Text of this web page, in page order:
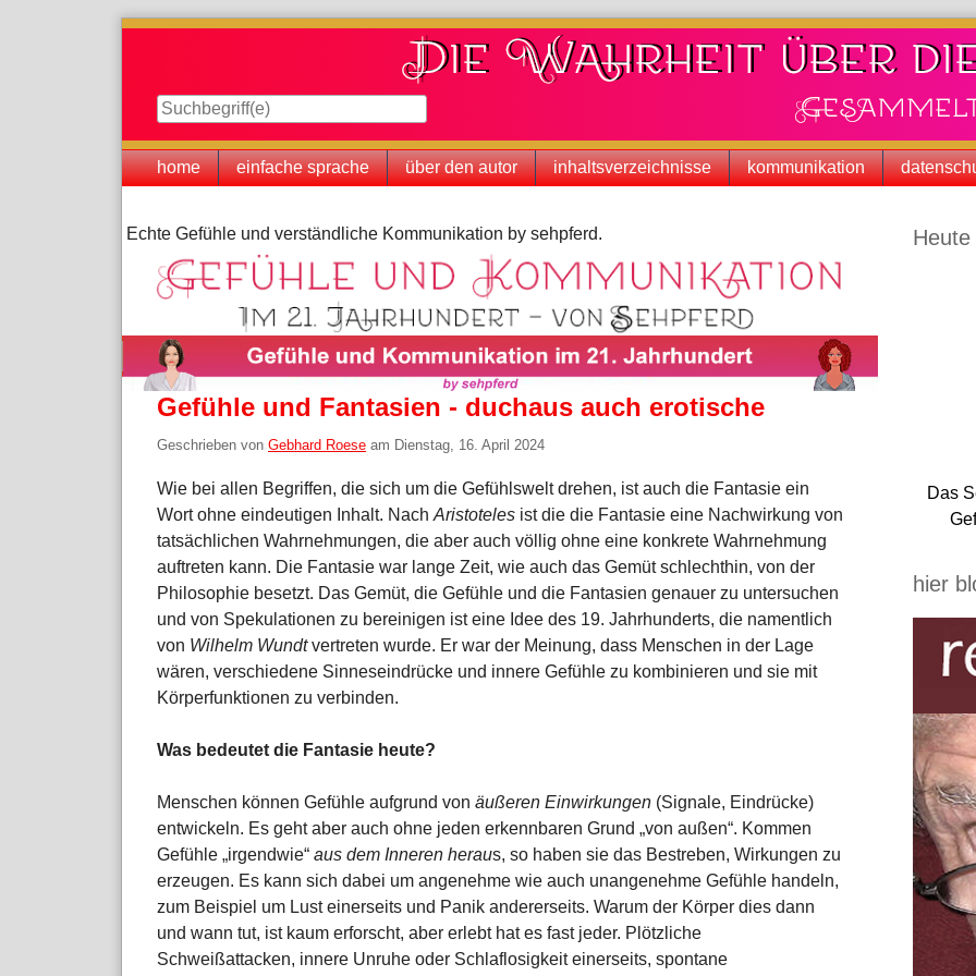
Navigation
home einfache sprache über den autor inhaltsverzeichnisse kommunikation
Echte Gefühle und verständliche Kommunikation by sehpferd.
Gefühle und Fantasien - duchaus auch erotische
Geschrieben von Gebhard Roese am Dienstag, 16. April 2024
Wie bei allen Begriffen, die sich um die Gefühlswelt drehen, ist auch die Fantasie ein
Wort ohne eindeutigen Inhalt. Nach Aristoteles ist die die Fantasie eine Nachwirkung von
tatsächlichen Wahrnehmungen, die aber auch völlig ohne eine konkrete Wahrnehmung
auftreten kann. Die Fantasie war lange Zeit, wie auch das Gemüt schlechthin, von der
Philosophie besetzt. Das Gemüt, die Gefühle und die Fantasien genauer zu untersuchen
und von Spekulationen zu bereinigen ist eine Idee des 19. Jahrhunderts, die namentlich
von Wilhelm Wundtvertreten wurde. Er war der Meinung, dass Menschen in der Lage
wären, verschiedene Sinneseindrücke und innere Gefühle zu kombinieren und sie mit
Körperfunktionen zu verbinden.
Was bedeutet die Fantasie heute?
Menschen können Gefühle aufgrund von äußeren Einwirkungen (Signale, Eindrücke)
entwickeln. Es geht aber auch ohne jeden erkennbaren Grund „von außen“. Kommen
Gefühle „irgendwie“ aus dem Inneren heraus, so haben sie das Bestreben, Wirkungen zu
erzeugen. Es kann sich dabei um angenehme wie auch unangenehme Gefühle handeln,
zum Beispiel um Lust einerseits und Panik andererseits. Warum der Körper dies dann
und wann tut, ist kaum erforscht, aber erlebt hat es fast jeder. Plötzliche
Schweißattacken, innere Unruhe oder Schlaflosigkeit einerseits, spontane
Das
hier